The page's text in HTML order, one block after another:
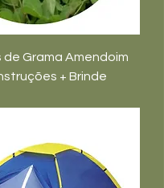
de Grama Amendoim
+ Brinde